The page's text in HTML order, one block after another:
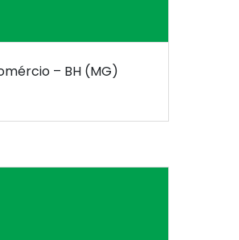
– BH (MG)